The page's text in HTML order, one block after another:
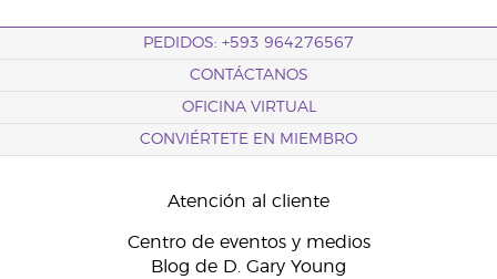
PEDIDOS: +593 964276567
CONTÁCTANOS
OFICINA VIRTUAL
CONVIÉRTETE EN MIEMBRO
Atención al cliente
Centro de eventos y medios
Blog de D. Gary Young